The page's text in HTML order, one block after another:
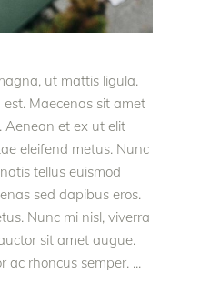
ut mattis ligula.
Maecenas sit amet
Aenean et ex ut elit
eleifend metus. Nunc
tellus euismod
sed dapibus eros.
Nunc mi nisl, viverra
sit amet augue.
ac rhoncus semper.